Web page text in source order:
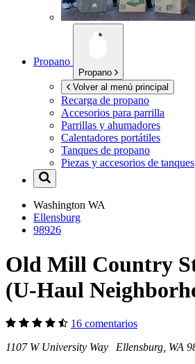
Propano
Propano
Volver al menú principal
Recarga de propano
Accesorios para parrilla
Parrillas y ahumadores
Calentadores portátiles
Tanques de propano
Piezas y accesorios de tanques
Washington WA
Ellensburg
98926
Old Mill Country
(U-Haul
16 comentarios
1107 W University Way Ellensburg, WA